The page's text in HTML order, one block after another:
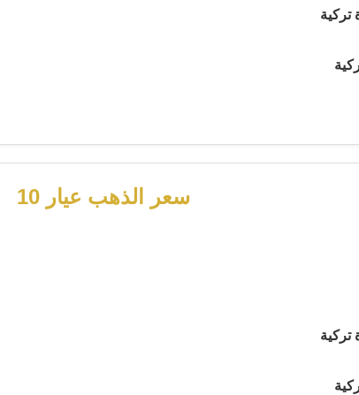
سعر الذهب عيار 10